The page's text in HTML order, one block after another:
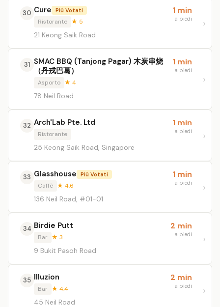
30 Cure Più Votati
Ristorante ★ 5
21 Keong Saik Road
1 min
a piedi
31 SMAC BBQ (Tanjong Pagar) 木炭串烧
（丹戎巴葛）
Asporto ★ 4
78 Neil Road
1 min
a piedi
32 Arch'Lab Pte. Ltd
Ristorante
25 Keong Saik Road, Singapore
1 min
a piedi
33 Glasshouse Più Votati
Caffè ★ 4.6
136 Neil Road, #01-01
1 min
a piedi
34 Birdie Putt
Bar ★ 3
9 Bukit Pasoh Road
2 min
a piedi
35 Illuzion
Bar ★ 4.4
45 Neil Road
2 min
a piedi